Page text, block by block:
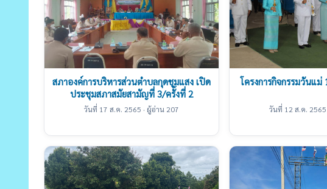
สภาองค์การบริหารส่วนตำบลกุดชุมแสง เปิด
ประชุมสภาสมัยสามัญที่ 3/ครั้งที่ 2
วันที่ 17 ส.ค. 2565 · ผู้อ่าน 207
โครงการกิจกรรมวันแม่
วันที่ 12 ส.ค. 2565